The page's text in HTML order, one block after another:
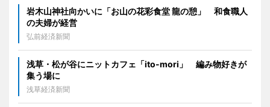
岩木山神社向かいに「お山の花彩食堂 龍の憩」 和食職人
の夫婦が経営
弘前経済新聞
浅草・松が谷にニットカフェ「ito-mori」 編み物好きが
集う場に
浅草経済新聞